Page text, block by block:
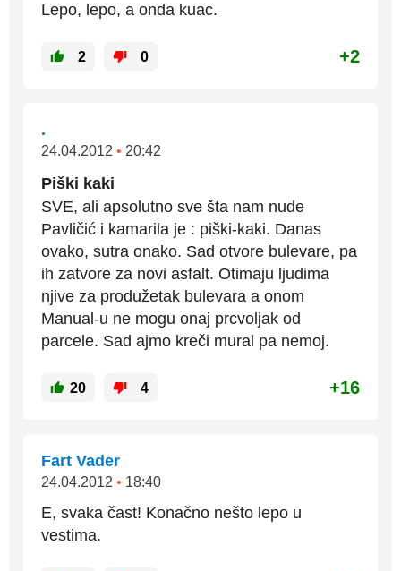
Lepo, lepo, a onda kuac.
2 0 +2
.
24.04.2012 • 20:42
Piški kaki
SVE, ali apsolutno sve šta nam nude
Pavličić i kamarila je : piški-kaki. Danas
ovako, sutra onako. Sad otvore bulevare, pa
ih zatvore za novi asfalt. Otimaju ljudima
njive za produžetak bulevara a onom
Manual-u ne mogu onaj prcvoljak od
parcele. Sad ajmo kreči mural pa nemoj.
20 4 +16
Fart Vader
24.04.2012 • 18:40
E, svaka čast! Konačno nešto lepo u
vestima.